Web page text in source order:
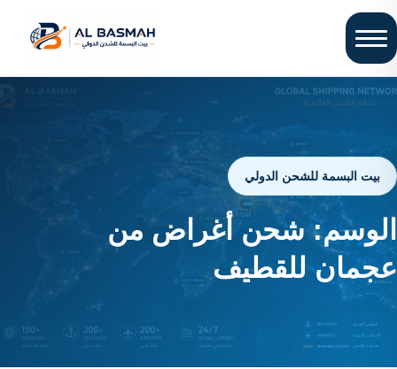
بيت البسمة للشحن الدولي
الوسم:شحن أغراض من
عجمان للقطيف